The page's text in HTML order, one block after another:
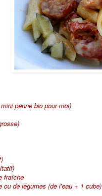
penne bio pour moi)
fraîche
ou de légumes (de l'eau + 1 cube)